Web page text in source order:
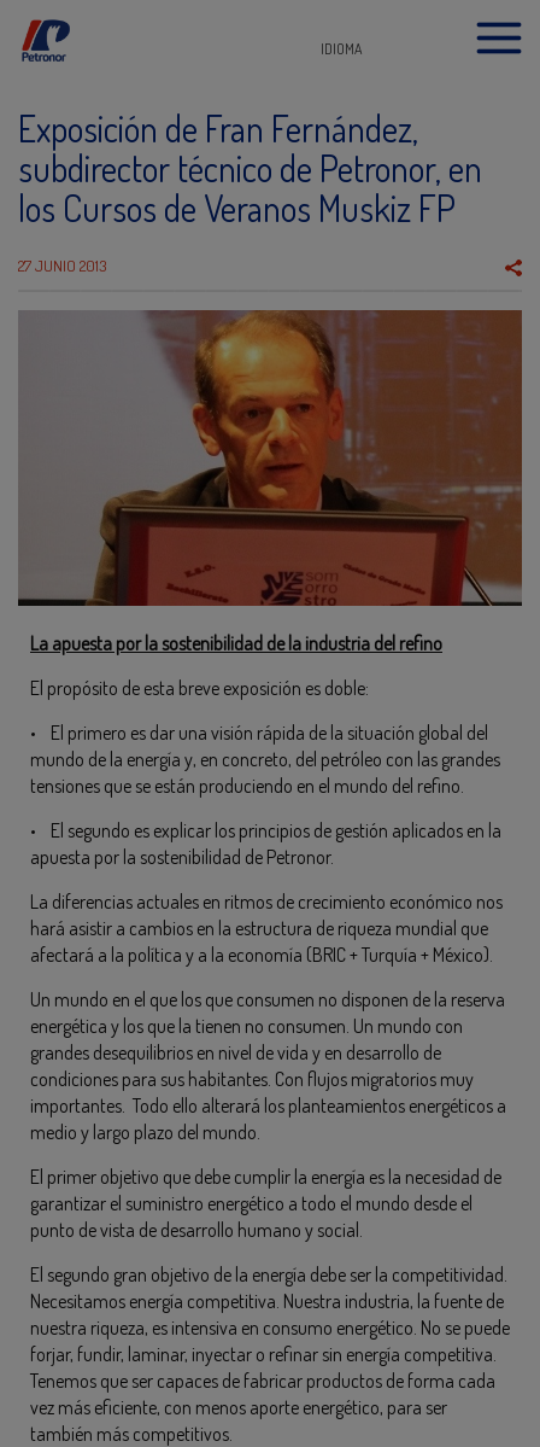
IDIOMA
Exposición de Fran Fernández,
subdirector técnico de Petronor, en
los Cursos de Veranos Muskiz FP
27 JUNIO 2013
La apuesta por la sostenibilidad de la industria del refino
El propósito de esta breve exposición es doble:
• El primero es dar una visión rápida de la situación global del
mundo de la energía y, en concreto, del petróleo con las grandes
tensiones que se están produciendo en el mundo del refino.
• El segundo es explicar los principios de gestión aplicados en la
apuesta por la sostenibilidad de Petronor.
La diferencias actuales en ritmos de crecimiento económico nos
hará asistir a cambios en la estructura de riqueza mundial que
afectará a la política y a la economía (BRIC + Turquía + México).
Un mundo en el que los que consumen no disponen de la reserva
energética y los que la tienen no consumen. Un mundo con
grandes desequilibrios en nivel de vida y en desarrollo de
condiciones para sus habitantes. Con flujos migratorios muy
importantes. Todo ello alterará los planteamientos energéticos a
medio y largo plazo del mundo.
El primer objetivo que debe cumplir la energía es la necesidad de
garantizar el suministro energético a todo el mundo desde el
punto de vista de desarrollo humano y social.
El segundo gran objetivo de la energía debe ser la competitividad.
Necesitamos energía competitiva. Nuestra industria, la fuente de
nuestra riqueza, es intensiva en consumo energético. No se puede
forjar, fundir, laminar, inyectar o refinar sin energía competitiva.
Tenemos que ser capaces de fabricar productos de forma cada
vez más eficiente, con menos aporte energético, para ser
también más competitivos.